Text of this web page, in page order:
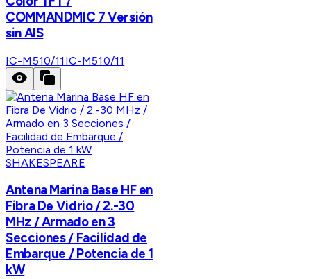
COMMANDMIC 7 Versión
sin AIS
IC-M510/11 IC-M510/11
SHAKESPEARE
Antena Marina Base HF en
Fibra De Vidrio / 2.-30
MHz / Armado en 3
Secciones / Facilidad de
Embarque / Potencia de 1
kW